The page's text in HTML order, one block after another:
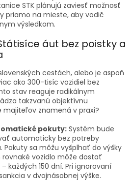
STK plánujú zaviesť možnosť
priamo na mieste, aby vodič
výsledkom.
áut bez poistky a
cestách, alebo je aspoň
ako 300-tisíc vozidiel bez
stav reaguje radikálnym
takzvanú objektívnu
majiteľov znamená v praxi?
pokuty:Systém bude
automaticky bez potreby
Pokuty sa môžu vyšplhať do výšky
vozidlo môže dostať
každých 150 dní. Pri ignorovaní
v dvojnásobnej výške.